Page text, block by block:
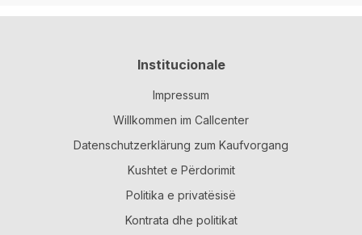
Institucionale
Impressum
Willkommen im Callcenter
Datenschutzerklärung zum Kaufvorgang
Kushtet e Përdorimit
Politika e privatësisë
Kontrata dhe politikat